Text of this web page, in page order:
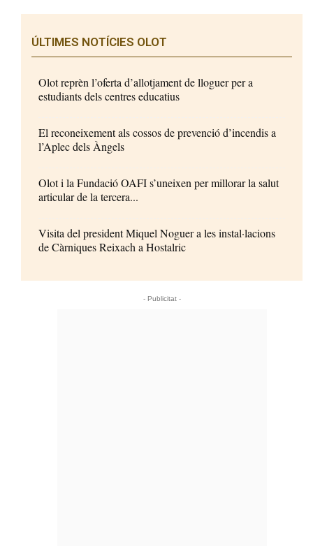
ÚLTIMES NOTÍCIES OLOT
Olot reprèn l’oferta d’allotjament de lloguer per a
estudiants dels centres educatius
El reconeixement als cossos de prevenció d’incendis a
l’Aplec dels Àngels
Olot i la Fundació OAFI s’uneixen per millorar la salut
articular de la tercera...
Visita del president Miquel Noguer a les instal·lacions
de Càrniques Reixach a Hostalric
- Publicitat -